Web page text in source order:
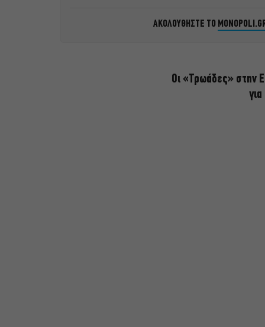
ΑΚΟΛΟΥΘΗΣΤΕ ΤΟ
Οι «Τρωάδες» στην